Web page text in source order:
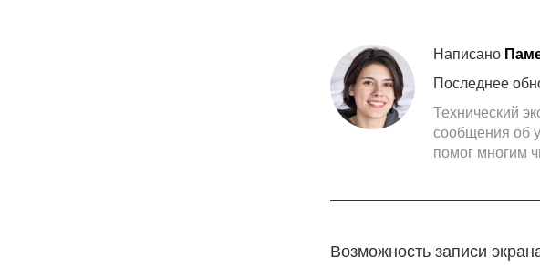
PDF
Написано
Последнее
Технический
сообщения об
помог многим
Возможность записи